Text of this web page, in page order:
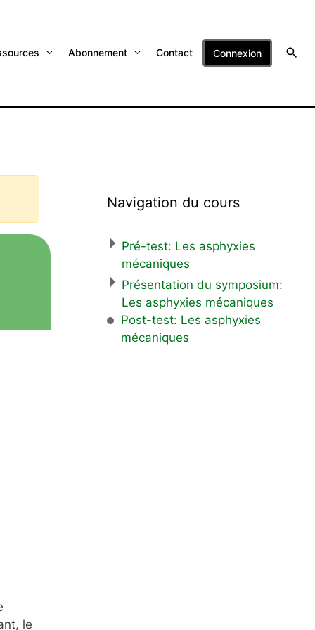
Abonnement Contact Connexion
le
Navigation du cours
Pré-test: Les asphyxies
mécaniques
Présentation du symposium:
Les asphyxies mécaniques
Post-test: Les asphyxies
mécaniques